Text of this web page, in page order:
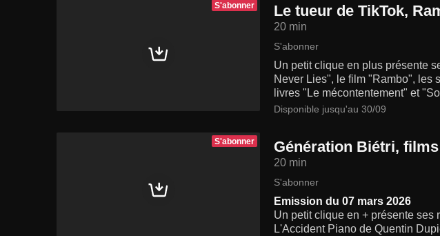
S'abonner Le tueur de TikTok,
20 min
S'abonner
Un petit clique en plus présente
Never Lies", le film "Rambo", les
livres "Le mécontentement" et
Disponible jusqu'au 30/09
S'abonner Génération Biétri,
20 min
S'abonner
Emission du 07 mars 2026
Un petit clique en + présente
L'Accident Piano de Quentin